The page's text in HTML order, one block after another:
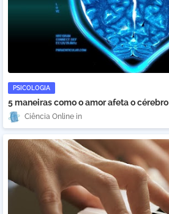
PSICOLOGIA
5 maneiras como o amor afeta o cérebro
Ciência Online